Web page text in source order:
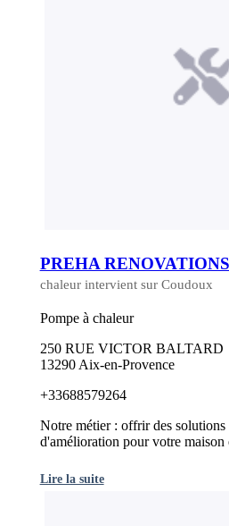
PREHA RENOVATIONS
chaleur intervient sur Coudoux
Pompe à chaleur
250 RUE VICTOR BALTARD
13290 Aix-en-Provence
+33688579264
Notre métier : offrir des solutions
d'amélioration pour votre maison
Lire la suite